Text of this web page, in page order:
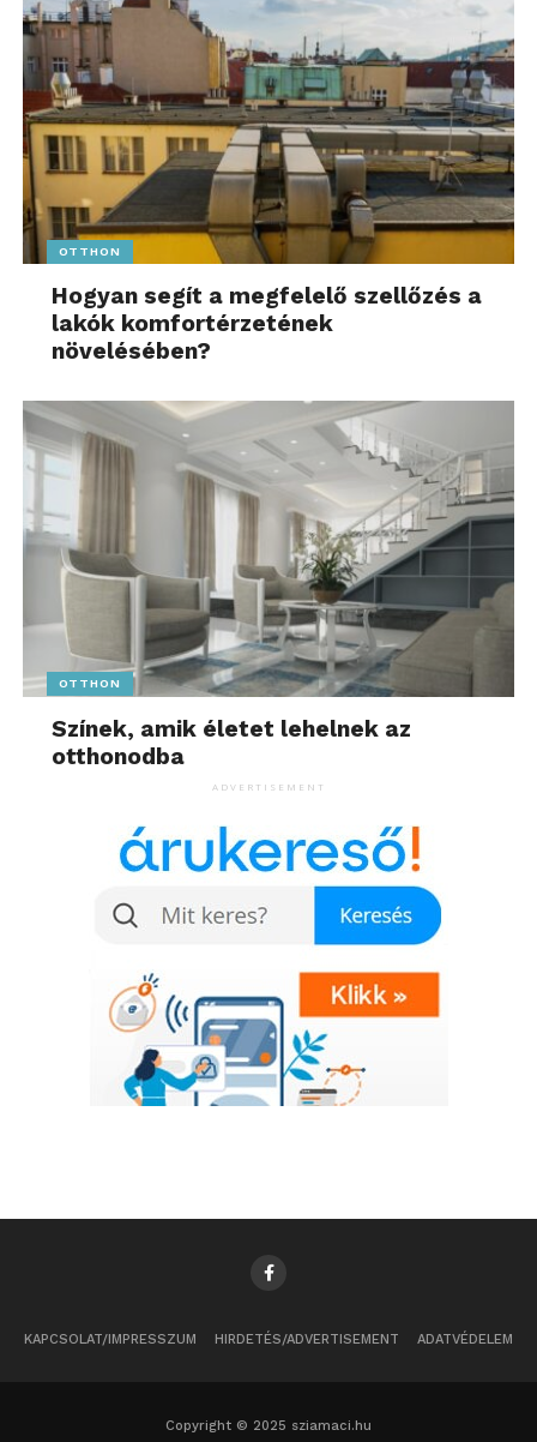
OTTHON
Hogyan segít a megfelelő szellőzés a
lakók komfortérzetének
növelésében?
OTTHON
Színek, amik életet lehelnek az
otthonodba
ADVERTISEMENT
KAPCSOLAT/IMPRESSZUM HIRDETÉS/ADVERTISEMENT ADATVÉDELEM
Copyright © 2025 sziamaci.hu